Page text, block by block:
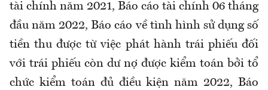
tài chính năm 2021, Báo cáo tài chính 06 tháng
đầu năm 2022, Báo cáo về tình hình sử dụng số
tiền thu được từ việc phát hành trái phiếu đối
với trái phiếu còn dư nợ được kiểm toán bởi tổ
chức kiểm toán đủ điều kiện năm 2022, Báo